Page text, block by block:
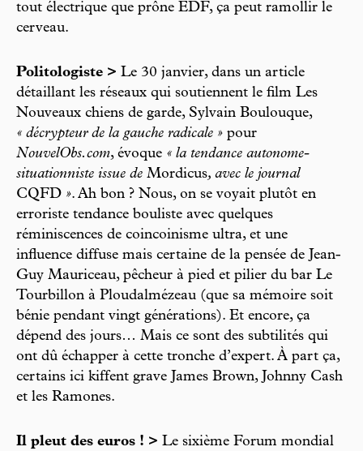
tout électrique que prône EDF, ça peut ramollir le
cerveau.
Politologiste > Le 30 janvier, dans un article
détaillant les réseaux qui soutiennent le film Les
Nouveaux chiens de garde, Sylvain Boulouque,
« décrypteur de la gauche radicale » pour
NouvelObs.com, évoque « la tendance autonome-
situationniste issue de Mordicus, avec le journal
CQFD ». Ah bon ? Nous, on se voyait plutôt en
erroriste tendance bouliste avec quelques
réminiscences de coincoinisme ultra, et une
influence diffuse mais certaine de la pensée de Jean-
Guy Mauriceau, pêcheur à pied et pilier du bar Le
Tourbillon à Ploudalmézeau (que sa mémoire soit
bénie pendant vingt générations). Et encore, ça
dépend des jours… Mais ce sont des subtilités qui
ont dû échapper à cette tronche d’expert. À part ça,
certains ici kiffent grave James Brown, Johnny Cash
et les Ramones.
Il pleut des euros ! > Le sixième Forum mondial